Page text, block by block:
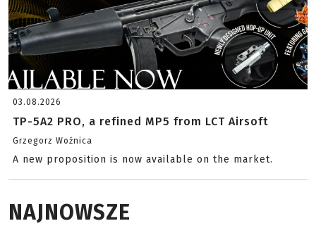
03.08.2026
TP-5A2 PRO, a refined MP5 from LCT Airsoft
Grzegorz Woźnica
A new proposition is now available on the market.
NAJNOWSZE